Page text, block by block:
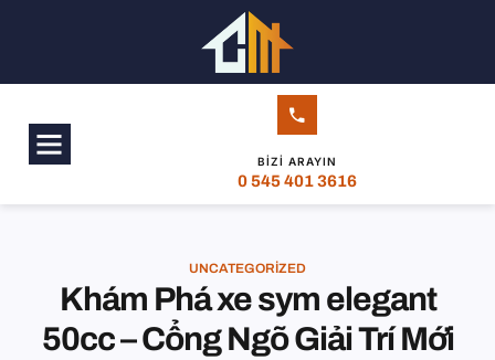
BIZI ARAYIN
0 545 401 3616
UNCATEGORIZED
Khám Phá xe sym elegant
50cc – Cổng Ngõ Giải Trí Mới